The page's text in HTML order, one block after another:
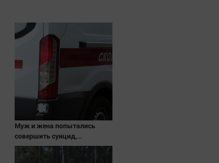
Муж и жена попытались
совершить суицид,
предупредив оперативные
службы